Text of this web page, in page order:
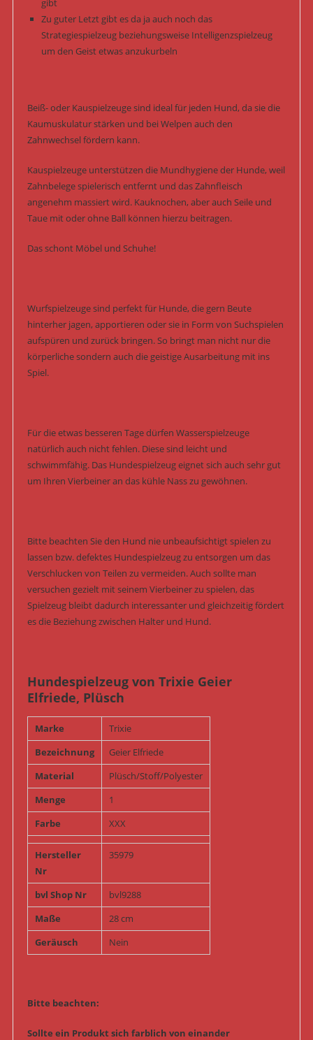
Zu guter Letzt gibt es da ja auch noch das
Strategiespielzeug beziehungsweise Intelligenzspielzeug
um den Geist etwas anzukurbeln
Beiß- oder Kauspielzeuge sind ideal für jeden Hund, da sie die
Kaumuskulatur stärken und bei Welpen auch den
Zahnwechsel fördern kann.
Kauspielzeuge unterstützen die Mundhygiene der Hunde, weil
Zahnbelege spielerisch entfernt und das Zahnfleisch
angenehm massiert wird. Kauknochen, aber auch Seile und
Taue mit oder ohne Ball können hierzu beitragen.
Das schont Möbel und Schuhe!
Wurfspielzeuge sind perfekt für Hunde, die gern Beute
hinterher jagen, apportieren oder sie in Form von Suchspielen
aufspüren und zurück bringen. So bringt man nicht nur die
körperliche sondern auch die geistige Ausarbeitung mit ins
Spiel.
Für die etwas besseren Tage dürfen Wasserspielzeuge
natürlich auch nicht fehlen. Diese sind leicht und
schwimmfähig. Das Hundespielzeug eignet sich auch sehr gut
um Ihren Vierbeiner an das kühle Nass zu gewöhnen.
Bitte beachten Sie den Hund nie unbeaufsichtigt spielen zu
lassen bzw. defektes Hundespielzeug zu entsorgen um das
Verschlucken von Teilen zu vermeiden. Auch sollte man
versuchen gezielt mit seinem Vierbeiner zu spielen, das
Spielzeug bleibt dadurch interessanter und gleichzeitig fördert
es die Beziehung zwischen Halter und Hund.
Hundespielzeug von Trixie Geier
Elfriede, Plüsch
Marke
Trixie
Bezeichnung
Geier Elfriede
Material
Plüsch/Stoff/Polyester
Menge
1
Farbe
XXX
Hersteller
Nr
35979
bvl Shop Nr
bvl9288
Maße
28 cm
Geräusch
Nein
Bitte beachten:
Sollte ein Produkt sich farblich von einander